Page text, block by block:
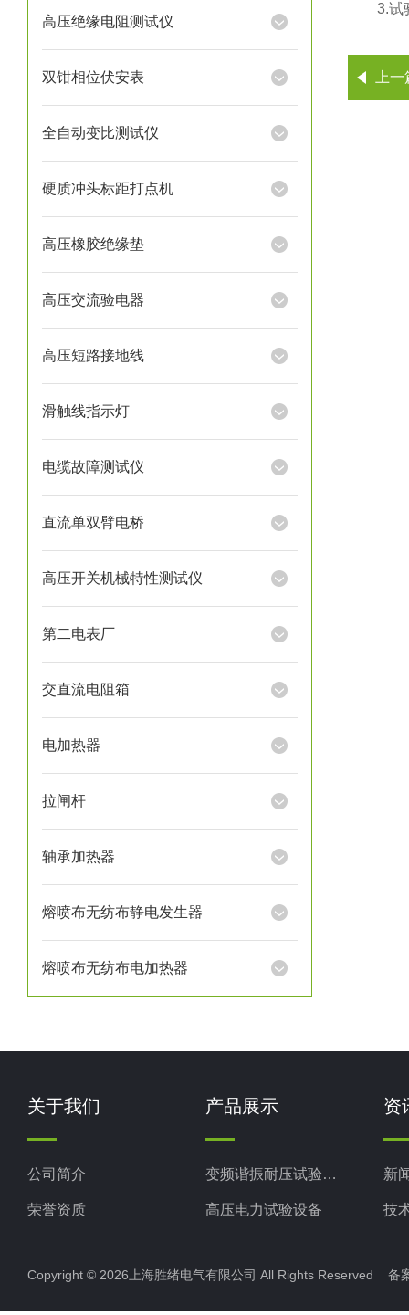
高压绝缘电阻测试仪
双钳相位伏安表
全自动变比测试仪
硬质冲头标距打点机
高压橡胶绝缘垫
高压交流验电器
高压短路接地线
滑触线指示灯
电缆故障测试仪
直流单双臂电桥
高压开关机械特性测试仪
第二电表厂
交直流电阻箱
电加热器
拉闸杆
轴承加热器
熔喷布无纺布静电发生器
熔喷布无纺布电加热器
3.试验
上
关于我们
公司简介
荣誉资质
产品展示
变频谐振耐压试验装置
高压电力试验设备
防雷检测仪器设备
资
新
技
Copyright © 2026上海胜绪电气有限公司 All Rights Reserved 备